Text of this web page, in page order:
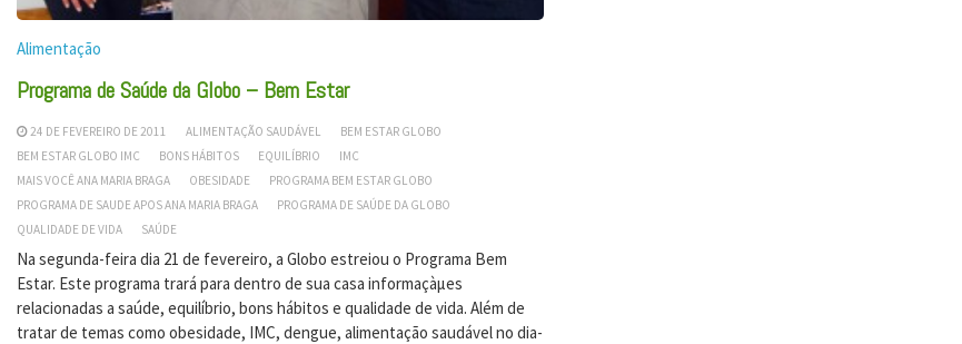
Alimentação
Programa de Saúde da Globo – Bem Estar
24 DE FEVEREIRO DE 2011 ALIMENTAÇÃO SAUDÁVEL
BEM ESTAR GLOBO
BEM ESTAR GLOBO IMC
BONS HÁBITOS EQUILÍBRIO
IMC
MAIS VOCÊ ANA MARIA BRAGA
OBESIDADE
PROGRAMA BEM ESTAR GLOBO
PROGRAMA DE SAUDE APOS ANA MARIA BRAGA
PROGRAMA DE SAÚDE DA GLOBO
QUALIDADE DE VIDA
SAÚDE
Na segunda-feira dia 21 de fevereiro, a Globo estreiou o Programa Bem
Estar. Este programa trará para dentro de sua casa informaçàµes
relacionadas a saúde, equilíbrio, bons hábitos e qualidade de vida. Além de
tratar de temas como obesidade, IMC, dengue, alimentação saudável no dia-